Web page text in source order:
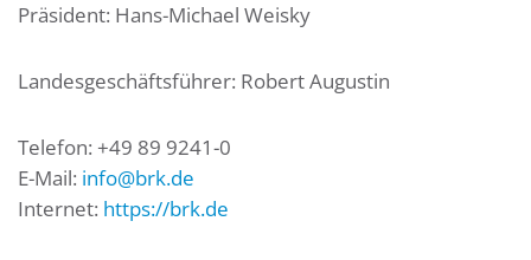
Präsident: Hans-Michael Weisky
Landesgeschäftsführer: Robert Augustin
Telefon: +49 89 9241-0
E-Mail: info@brk.de
Internet: https://brk.de